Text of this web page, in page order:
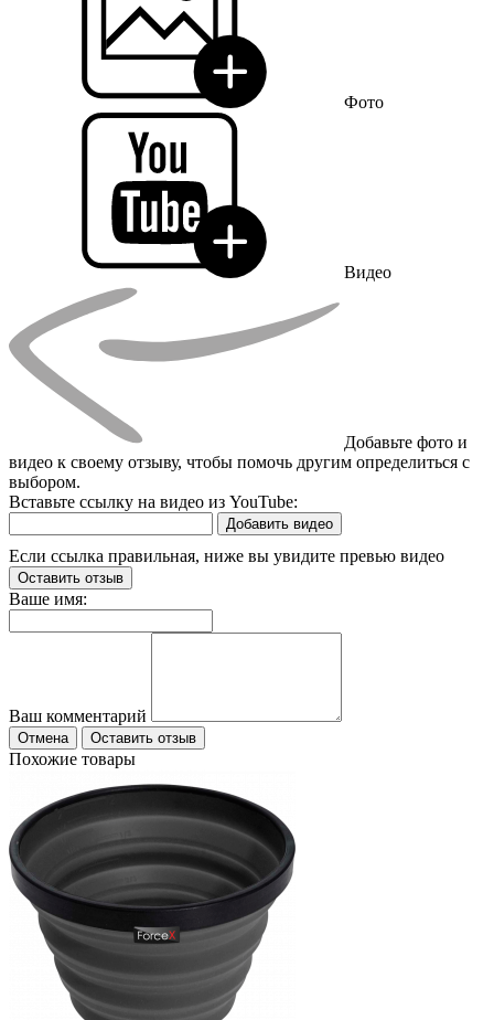
Фото
Видео
Добавьте фото и
видео к своему отзыву, чтобы помочь другим определиться с
выбором.
Вставьте ссылку на видео из YouTube:
Добавить видео
Если ссылка правильная, ниже вы увидите превью видео
Оставить отзыв
Ваше имя:
Ваш комментарий
Отмена Оставить отзыв
Похожие товары